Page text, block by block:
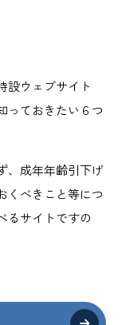
設ウェブサイト
っておきたい６つ
、成年年齢引下げ
くべきこと等につ
るサイトですの